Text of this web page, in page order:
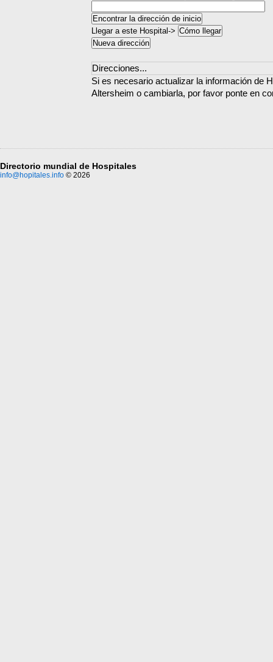
Llegar a este Hospital->
Direcciones...
Si es necesario actualizar la información de
Altersheim o cambiarla, por favor ponte en
Directorio mundial de Hospitales
info@hopitales.info © 2026